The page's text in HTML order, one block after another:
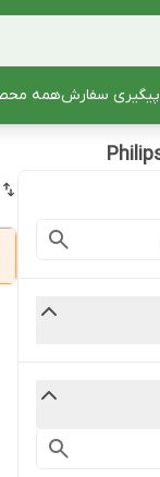
پیگیری سفارشهمه